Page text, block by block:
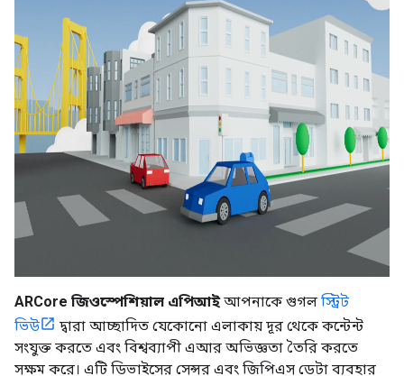
ARCore জিওস্পেশিয়াল এপিআইআপনাকে গুগল স্ট্রিট
ভিউ
দ্বারা আচ্ছাদিত যেকোনো এলাকায় দূর থেকে কন্টেন্ট
সংযুক্ত করতে এবং বিশ্বব্যাপী এআর অভিজ্ঞতা তৈরি করতে
সক্ষম করে। এটি ডিভাইসের সেন্সর এবং জিপিএস ডেটা ব্যবহার